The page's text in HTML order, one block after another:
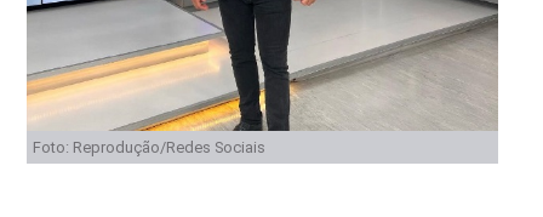
Foto: Reprodução/Redes Sociais